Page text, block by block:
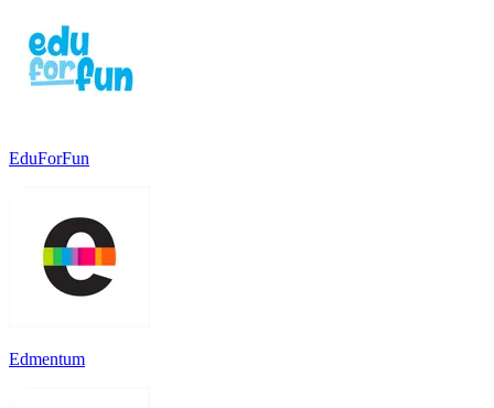
EduForFun
Edmentum